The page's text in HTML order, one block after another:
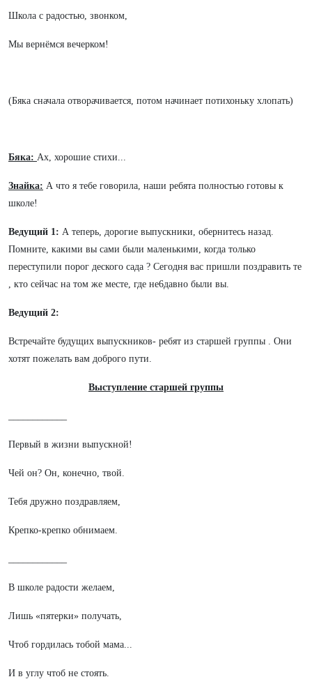
Школа с радостью, звонком,
Мы вернёмся вечерком!
(Бяка сначала отворачивается, потом начинает потихоньку хлопать)
Бяка: Ах, хорошие стихи...
Знайка: А что я тебе говорила, наши ребята полностью готовы к
школе!
Ведущий 1: А теперь, дорогие выпускники, обернитесь назад.
Помните, какими вы сами были маленькими, когда только
переступили порог деского сада ? Сегодня вас пришли поздравить те
, кто сейчас на том же месте, где не6давно были вы.
Ведущий 2:
Встречайте будущих выпускников- ребят из старшей группы . Они
хотят пожелать вам доброго пути.
Выступление старшей группы
Первый в жизни выпускной!
Чей он? Он, конечно, твой.
Тебя дружно поздравляем,
Крепко-крепко обнимаем.
В школе радости желаем,
Лишь «пятерки» получать,
Чтоб гордилась тобой мама...
И в углу чтоб не стоять.